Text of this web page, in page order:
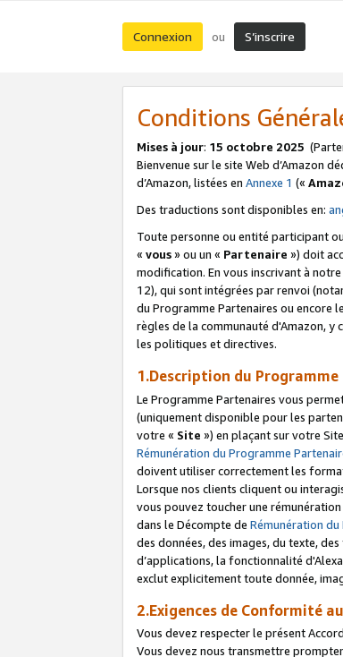
Connexion ou S’inscrire
Conditions
Mises à jour: 15 octobre 2025
Bienvenue sur le site Web d’Amazon
d’Amazon, listées en Annexe 1 («
Des traductions sont disponibles en:
Toute personne ou entité participant
« vous» ou un « Partenaire ») doit
modification. En vous inscrivant à
12), qui sont intégrées par renvoi
du Programme Partenaires ou encore
règles de la communauté d'Amazon,
les politiques et directives.
1.Description du
Le Programme Partenaires vous
(uniquement disponible pour les
votre « Site ») en plaçant sur votre
Rémunération du Programme
doivent utiliser correctement les
Lorsque nos clients cliquent ou
vous pouvez toucher une
dans le Décompte de Rémunération
des données, des images, du texte,
d’applications, la fonctionnalité
exclut explicitement toute donnée,
2.Exigences de Conformité
Vous devez respecter le présent
Vous devez nous transmettre